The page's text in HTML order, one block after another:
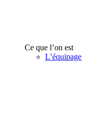
Ce que l’on est
L’équipage